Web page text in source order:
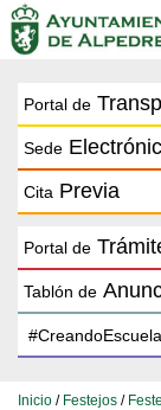
Portal de
Sede
Cita Previa
Portal de
Tablón de
Inicio / Festejos /